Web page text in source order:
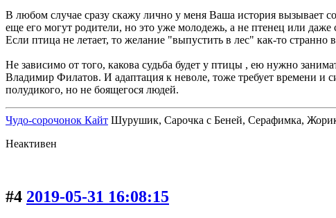
В любом случае сразу скажу лично у меня Ваша история вызывает
еще его могут родители, но это уже молодежь, а не птенец или даже
Если птица не летает, то желание "выпустить в лес" как-то странно
Не зависимо от того, какова судьба будет у птицы , ею нужно
Владимир Филатов. И адаптация к неволе, тоже требует времени и
полудикого, но не боящегося людей.
Чудо-сорочонок Кайт Шурушик, Сарочка с Беней, Серафимка,
Неактивен
#4 2019-05-31 16:08:15